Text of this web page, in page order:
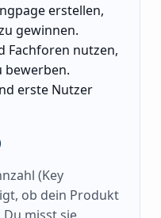
erstellen,
gewinnen.
Fachforen nutzen,
bewerben.
erste Nutzer
(Key
ob dein Produkt